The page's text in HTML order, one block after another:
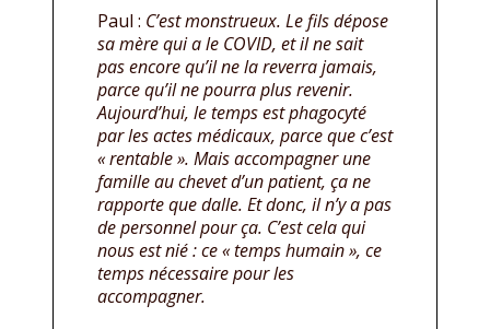
Paul : C’est monstrueux. Le fils dépose
sa mère qui a le COVID, et il ne sait
pas encore qu’il ne la reverra jamais,
parce qu’il ne pourra plus revenir.
Aujourd’hui, le temps est phagocyté
par les actes médicaux, parce que c’est
« rentable ». Mais accompagner une
famille au chevet d’un patient, ça ne
rapporte que dalle. Et donc, il n’y a pas
de personnel pour ça. C’est cela qui
nous est nié : ce « temps humain », ce
temps nécessaire pour les
accompagner.